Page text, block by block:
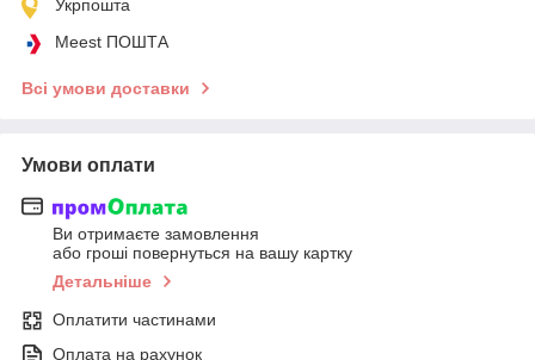
Укрпошта
Meest ПОШТА
Всі умови доставки
Умови оплати
Ви отримаєте замовлення
або гроші повернуться на вашу картку
Детальніше
Оплатити частинами
Оплата на рахунок